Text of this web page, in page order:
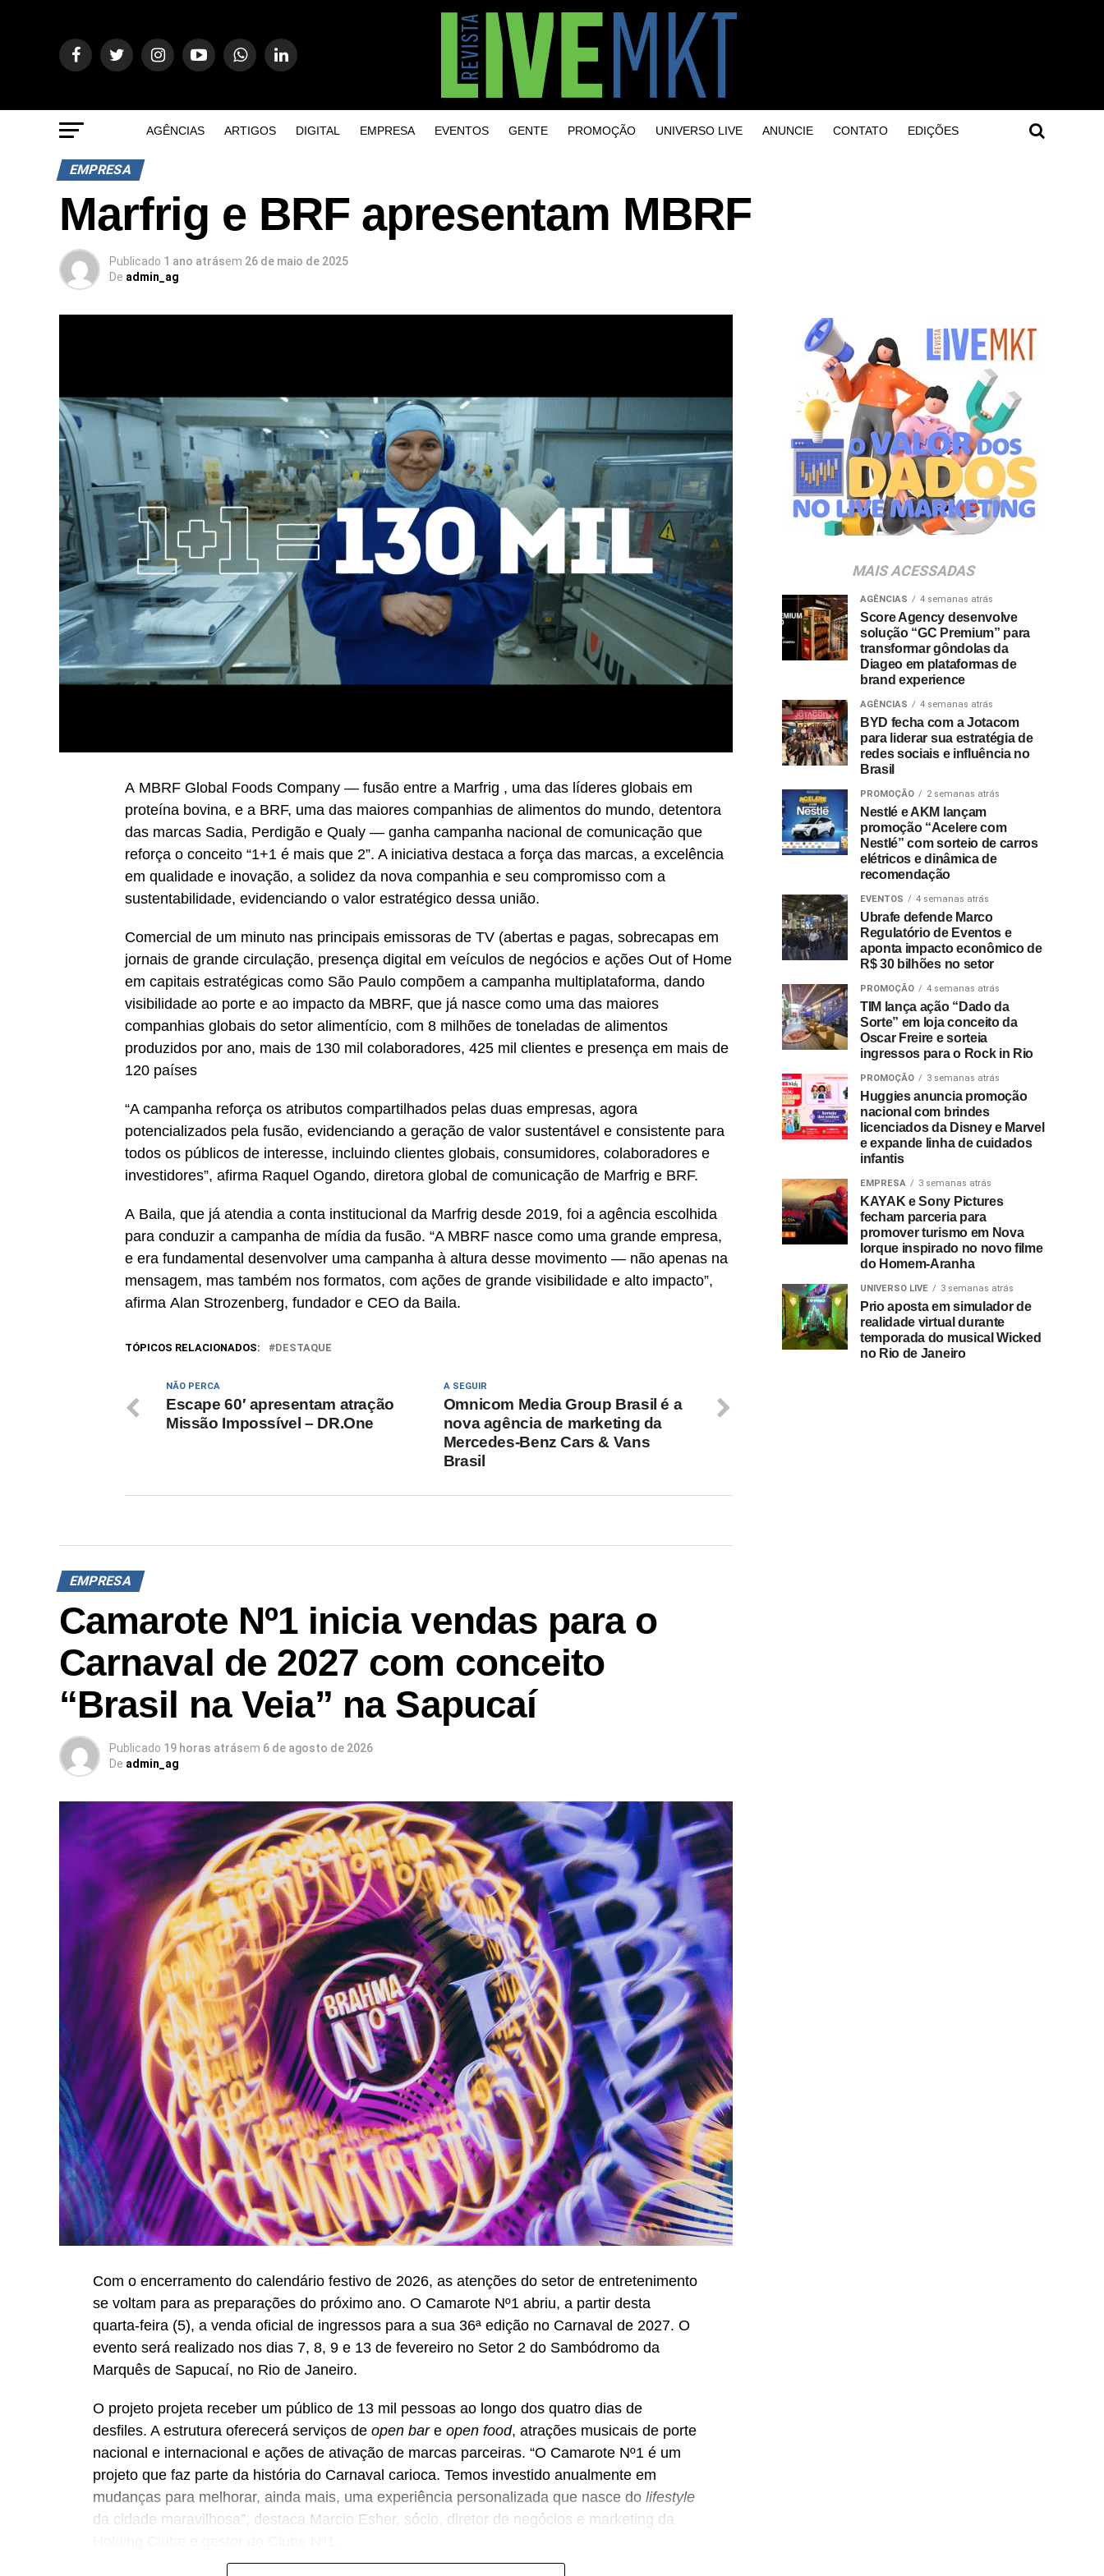
AGÊNCIAS ARTIGOS DIGITAL EMPRESA EVENTOS GENTE PROMOÇÃO UNIVERSO LIVE ANUNCIE CONTATO EDIÇÕES
EMPRESA
Marfrig e BRF apresentam MBRF
Publicado 1 ano atrásem 26 de maio de 2025
De admin_ag
A MBRF Global Foods Company — fusão entre a Marfrig , uma das líderes globais em
proteína bovina, e a BRF, uma das maiores companhias de alimentos do mundo, detentora
das marcas Sadia, Perdigão e Qualy — ganha campanha nacional de comunicação que
reforça o conceito “1+1 é mais que 2”. A iniciativa destaca a força das marcas, a excelência
em qualidade e inovação, a solidez da nova companhia e seu compromisso com a
sustentabilidade, evidenciando o valor estratégico dessa união.
Comercial de um minuto nas principais emissoras de TV (abertas e pagas, sobrecapas em
jornais de grande circulação, presença digital em veículos de negócios e ações Out of Home
em capitais estratégicas como São Paulo compõem a campanha multiplataforma, dando
visibilidade ao porte e ao impacto da MBRF, que já nasce como uma das maiores
companhias globais do setor alimentício, com 8 milhões de toneladas de alimentos
produzidos por ano, mais de 130 mil colaboradores, 425 mil clientes e presença em mais de
120 países
“A campanha reforça os atributos compartilhados pelas duas empresas, agora
potencializados pela fusão, evidenciando a geração de valor sustentável e consistente para
todos os públicos de interesse, incluindo clientes globais, consumidores, colaboradores e
investidores”, afirma Raquel Ogando, diretora global de comunicação de Marfrig e BRF.
A Baila, que já atendia a conta institucional da Marfrig desde 2019, foi a agência escolhida
para conduzir a campanha de mídia da fusão. “A MBRF nasce como uma grande empresa,
e era fundamental desenvolver uma campanha à altura desse movimento — não apenas na
mensagem, mas também nos formatos, com ações de grande visibilidade e alto impacto”,
afirma Alan Strozenberg, fundador e CEO da Baila.
TÓPICOS RELACIONADOS: DESTAQUE
A SEGUIR
Omnicom Media Group Brasil é a
nova agência de marketing da
Mercedes-Benz Cars & Vans
Brasil
NÃO PERCA
Escape 60′ apresentam atração
Missão Impossível – DR.One
EMPRESA
Camarote Nº1 inicia vendas para o
Carnaval de 2027 com conceito
“Brasil na Veia” na Sapucaí
Publicado 19 horas atrásem 6 de agosto de 2026
De admin_ag
Com o encerramento do calendário festivo de 2026, as atenções do setor de entretenimento
se voltam para as preparações do próximo ano. O Camarote Nº1 abriu, a partir desta
quarta-feira (5), a venda oficial de ingressos para a sua 36ª edição no Carnaval de 2027. O
evento será realizado nos dias 7, 8, 9 e 13 de fevereiro no Setor 2 do Sambódromo da
Marquês de Sapucaí, no Rio de Janeiro.
O projeto projeta receber um público de 13 mil pessoas ao longo dos quatro dias de
desfiles. A estrutura oferecerá serviços de open bare open food, atrações musicais de porte
nacional e internacional e ações de ativação de marcas parceiras. “O Camarote Nº1 é um
projeto que faz parte da história do Carnaval carioca. Temos investido anualmente em
mudanças para melhorar, ainda mais, uma experiência personalizada que nasce do lifestyle
da cidade maravilhosa”, destaca Marcio Esher, sócio, diretor de negócios e marketing da
MAIS ACESSADAS
AGÊNCIAS 4 semanas atrás
Score Agency desenvolve
solução “GC Premium” para
transformar gôndolas da
Diageo em plataformas de
brand experience
AGÊNCIAS 4 semanas atrás
BYD fecha com a Jotacom
para liderar sua estratégia de
redes sociais e influência no
Brasil
PROMOÇÃO 2 semanas atrás
Nestlé e AKM lançam
promoção “Acelere com
Nestlé” com sorteio de carros
elétricos e dinâmica de
recomendação
EVENTOS 4 semanas atrás
Ubrafe defende Marco
Regulatório de Eventos e
aponta impacto econômico de
R$ 30 bilhões no setor
PROMOÇÃO 4 semanas atrás
TIM lança ação “Dado da
Sorte” em loja conceito da
Oscar Freire e sorteia
ingressos para o Rock in Rio
PROMOÇÃO 3 semanas atrás
Huggies anuncia promoção
nacional com brindes
licenciados da Disney e Marvel
e expande linha de cuidados
infantis
EMPRESA 3 semanas atrás
KAYAK e Sony Pictures
fecham parceria para
promover turismo em Nova
Iorque inspirado no novo filme
do Homem-Aranha
UNIVERSO LIVE 3 semanas atrás
Prio aposta em simulador de
realidade virtual durante
temporada do musical Wicked
no Rio de Janeiro